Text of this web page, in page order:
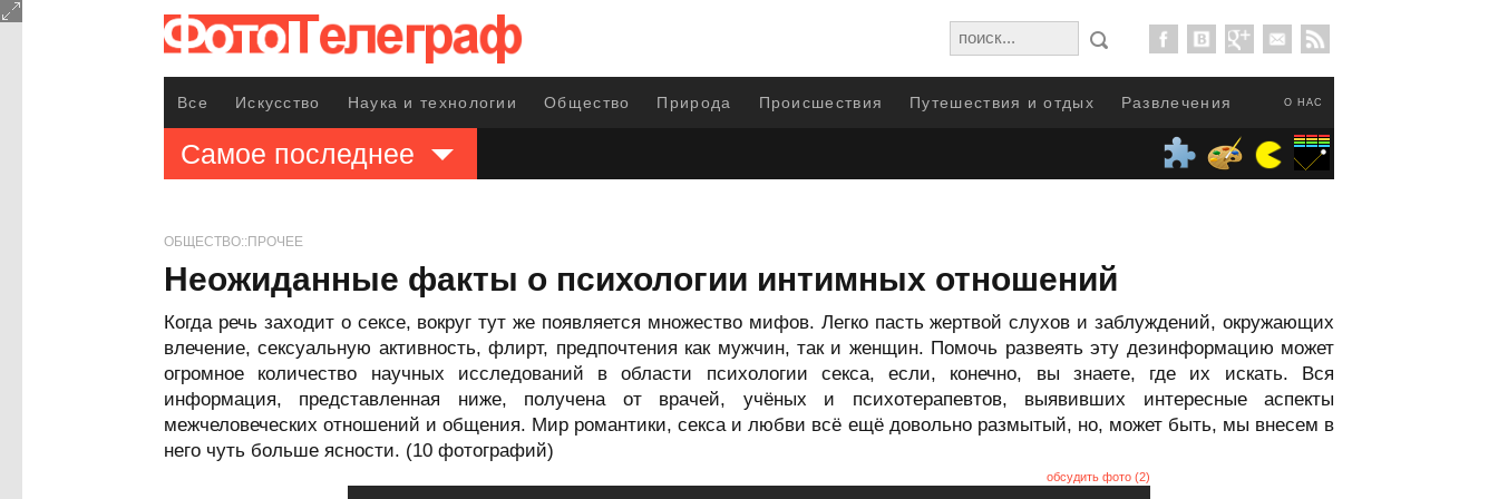
О НАС
Все Искусство Наука и технологии Общество Природа Происшествия Путешествия и отдых Развлечения
Самое последнее
ОБЩЕСТВО::ПРОЧЕЕ
Неожиданные факты о психологии интимных отношений
Когда речь заходит о сексе, вокруг тут же появляется множество мифов. Легко пасть жертвой слухов и заблуждений, окружающих
влечение, сексуальную активность, флирт, предпочтения как мужчин, так и женщин. Помочь развеять эту дезинформацию может
огромное количество научных исследований в области психологии секса, если, конечно, вы знаете, где их искать. Вся
информация, представленная ниже, получена от врачей, учёных и психотерапевтов, выявивших интересные аспекты
межчеловеческих отношений и общения. Мир романтики, секса и любви всё ещё довольно размытый, но, может быть, мы внесем в
него чуть больше ясности. (10 фотографий)
обсудить фото (2)